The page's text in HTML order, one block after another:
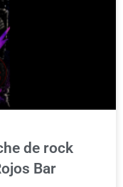
de rock
Bar